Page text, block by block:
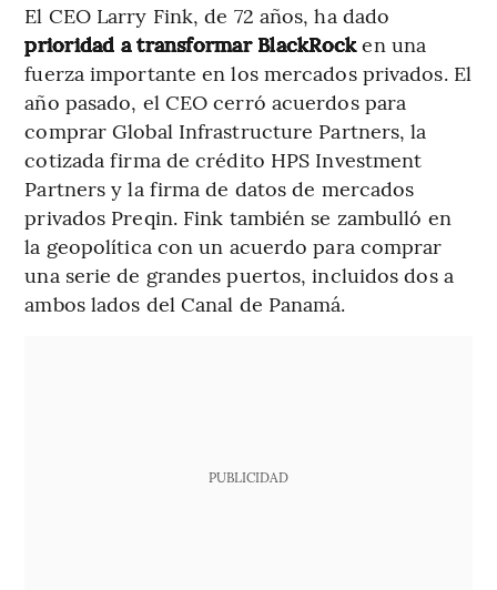
El CEO Larry Fink, de 72 años, ha dado
prioridad a transformar BlackRocken una
fuerza importante en los mercados privados. El
año pasado, el CEO cerró acuerdos para
comprar Global Infrastructure Partners, la
cotizada firma de crédito HPS Investment
Partners y la firma de datos de mercados
privados Preqin. Fink también se zambulló en
la geopolítica con un acuerdo para comprar
una serie de grandes puertos, incluidos dos a
ambos lados del Canal de Panamá.
PUBLICIDAD